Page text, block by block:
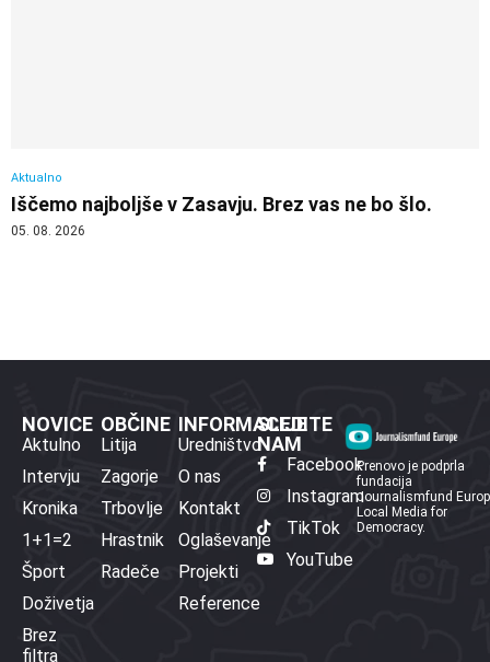
Aktualno
Iščemo najboljše v Zasavju. Brez vas ne bo šlo.
05. 08. 2026
NOVICE
Aktulno
Intervju
Kronika
1+1=2
Šport
Doživetja
Brez
filtra
OBČINE
Litija
Zagorje
Trbovlje
Hrastnik
Radeče
INFORMACIJE
Uredništvo
O nas
Kontakt
Oglaševanje
Projekti
Reference
SLEDITE
NAM
Facebook
Instagram
TikTok
YouTube
Prenovo je podprla
fundacija
Journalismfund
Local Media for
Democracy.